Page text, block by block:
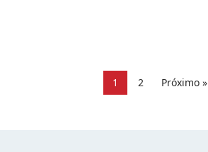
1 2 Próximo »